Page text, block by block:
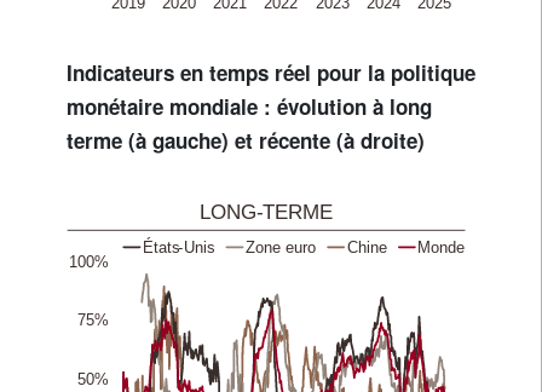
Indicateurs en temps réel pour la politique
monétaire mondiale : évolution à long
terme (à gauche) et récente (à droite)